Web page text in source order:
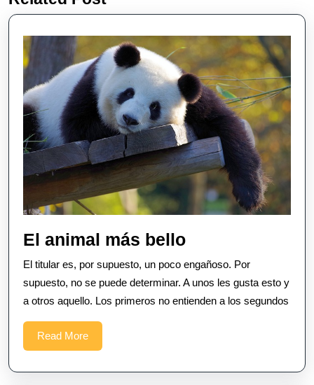
post:
post:
El animal más belloEl
animal
más
bello
El titular es, por supuesto, un poco engañoso. Por
supuesto, no se puede determinar. A unos les gusta esto y
a otros aquello. Los primeros no entienden a los segundos
Read MoreRead
More